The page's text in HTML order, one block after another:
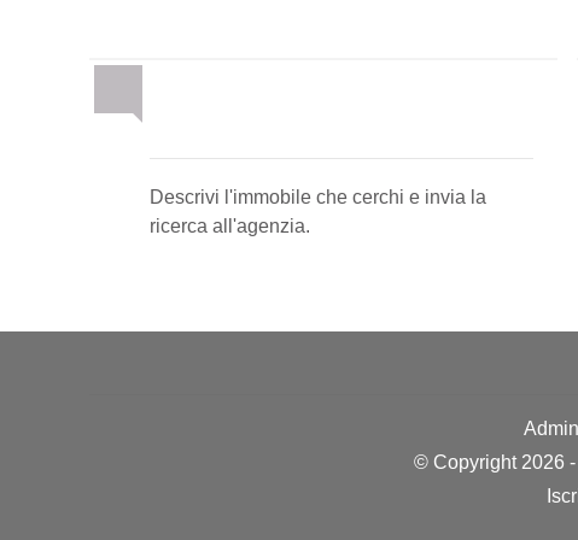
Descrivi l'immobile che cerchi e invia la
ricerca all'agenzia.
Admin
© Copyright 2026